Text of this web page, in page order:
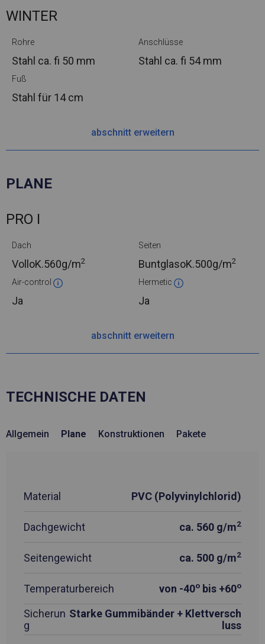
WINTER
Rohre
Stahl ca. fi 50 mm
Anschlüsse
Stahl ca. fi 54 mm
Fuß
Stahl für 14 cm
abschnitt erweitern
PLANE
PRO I
Dach
VolloK.560g/m2
Seiten
BuntglasoK.500g/m2
Air-control
Ja
Hermetic
Ja
abschnitt erweitern
TECHNISCHE DATEN
Allgemein Plane Konstruktionen Pakete
Material PVC (Polyvinylchlorid)
Dachgewicht ca. 560 g/m2
Seitengewicht ca. 500 g/m2
Temperaturbereich von -40o bis +60o
Sicherun
g
Starke Gummibänder + Klettversch
luss